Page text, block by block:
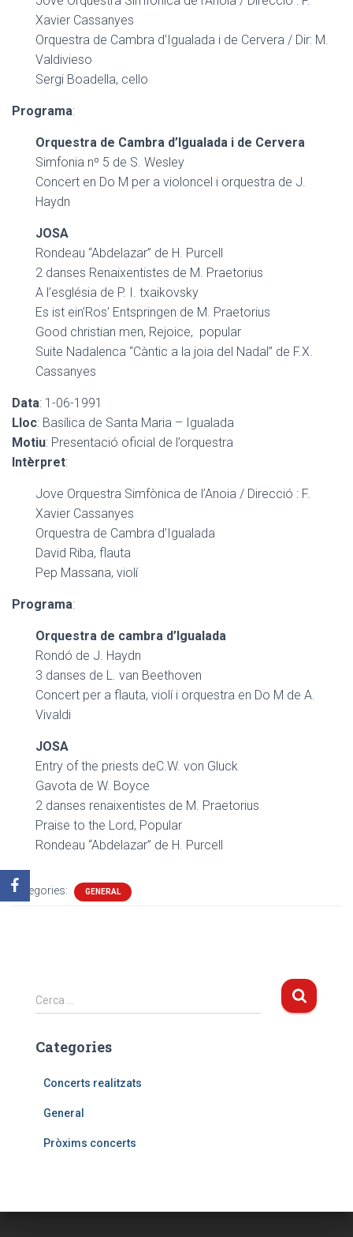
Xavier Cassanyes
Orquestra de Cambra d’Igualada i de Cervera / Dir: M.
Valdivieso
Sergi Boadella, cello
Programa:
Orquestra de Cambra d’Igualada i de Cervera
Simfonia nº 5 de S. Wesley
Concert en Do M per a violoncel i orquestra de J.
Haydn
JOSA
Rondeau “Abdelazar” de H. Purcell
2 danses Renaixentistes de M. Praetorius
A l’església de P. I. txaikovsky
Es ist ein’Ros’ Entspringen de M. Praetorius
Good christian men, Rejoice, popular
Suite Nadalenca “Càntic a la joia del Nadal” de F.X.
Cassanyes
Data: 1-06-1991
Lloc: Basílica de Santa Maria – Igualada
Motiu: Presentació oficial de l’orquestra
Intèrpret:
Jove Orquestra Simfònica de l’Anoia / Direcció : F.
Xavier Cassanyes
Orquestra de Cambra d’Igualada
David Riba, flauta
Pep Massana, violí
Programa:
Orquestra de cambra d’Igualada
Rondó de J. Haydn
3 danses de L. van Beethoven
Concert per a flauta, violí i orquestra en Do M de A.
Vivaldi
JOSA
Entry of the priests deC.W. von Gluck
Gavota de W. Boyce
2 danses renaixentistes de M. Praetorius
Praise to the Lord, Popular
Rondeau “Abdelazar” de H. Purcell
Categories: GENERAL
C
e
c
Cerca …
Categories
Concerts realitzats
General
Pròxims concerts